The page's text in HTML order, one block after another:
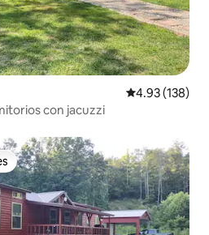
Calificación
4.93 (138)
con jacuzzi